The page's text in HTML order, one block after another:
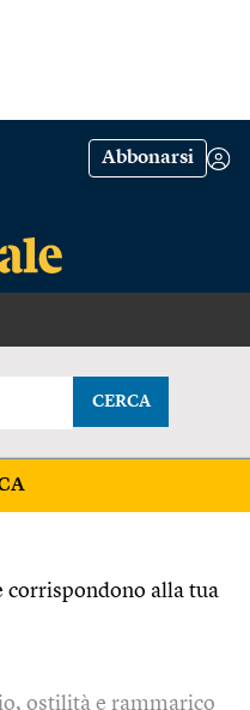
Abbonarsi
CERCA
corrispondono alla tua
ostilità e rammarico